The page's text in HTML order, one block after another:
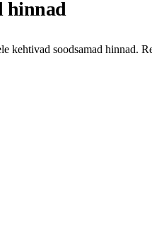
hinnad
kehtivad soodsamad hinnad.